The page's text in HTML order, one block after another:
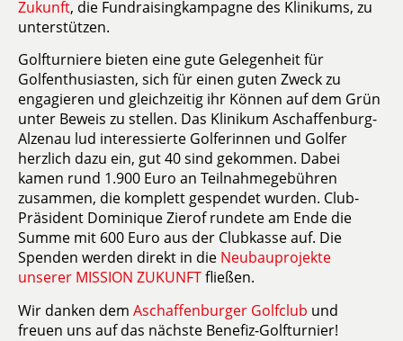
Zukunft, die Fundraisingkampagne des Klinikums, zu
unterstützen.
Golfturniere bieten eine gute Gelegenheit für
Golfenthusiasten, sich für einen guten Zweck zu
engagieren und gleichzeitig ihr Können auf dem Grün
unter Beweis zu stellen. Das Klinikum Aschaffenburg-
Alzenau lud interessierte Golferinnen und Golfer
herzlich dazu ein, gut 40 sind gekommen. Dabei
kamen rund 1.900 Euro an Teilnahmegebühren
zusammen, die komplett gespendet wurden. Club-
Präsident Dominique Zierof rundete am Ende die
Summe mit 600 Euro aus der Clubkasse auf. Die
Spenden werden direkt in die Neubauprojekte
unserer MISSION ZUKUNFTfließen.
Wir danken dem Aschaffenburger Golfclub und
freuen uns auf das nächste Benefiz-Golfturnier!